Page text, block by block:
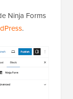
Ninja Forms
.